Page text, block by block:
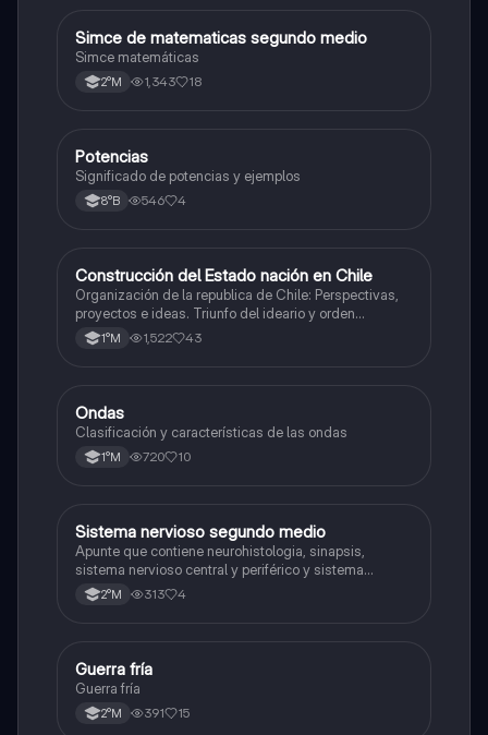
Matemáticas
Simce de matematicas segundo medio
Simce matemáticas
2°M 1,343 18
Matemáticas
Potencias
Significado de potencias y ejemplos
8°B 546 4
Historia
Construcción del Estado nación en Chile
Organización de la republica de Chile: Perspectivas,
proyectos e ideas. Triunfo del ideario y orden
conservador. Constitución de 1833. "Era Portaliana"
1°M 1,522 43
Física
Ondas
Clasificación y características de las ondas
1°M 720 10
Biología
Sistema nervioso segundo medio
Apunte que contiene neurohistologia, sinapsis,
sistema nervioso central y periférico y sistema
endocrino
2°M 313 4
Historia
Guerra fría
Guerra fría
2°M 391 15